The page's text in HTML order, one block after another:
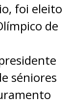
foi eleito
de
séniores